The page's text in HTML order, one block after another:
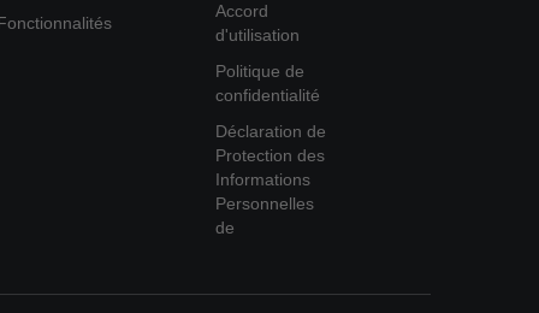
Accord
d'utilisation
Politique de
confidentialité
Déclaration de
Protection des
Informations
Personnelles
de